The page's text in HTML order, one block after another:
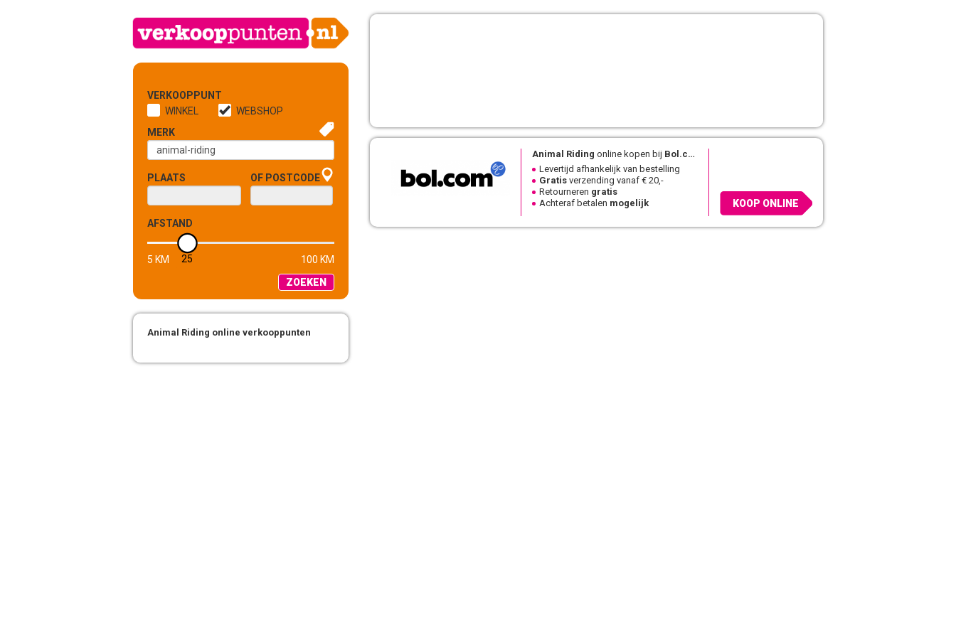
VERKOOPPUNT
WINKEL
WEBSHOP
MERK
PLAATS OF POSTCODE
AFSTAND
5 KM 25
100 KM
ZOEKEN
Animal Riding online verkooppunten
Animal Riding online kopen bij Bol.com
Levertijd afhankelijk van bestelling
Gratis verzending vanaf € 20,-
Retourneren gratis
Achteraf betalen mogelijk KOOP ONLINE